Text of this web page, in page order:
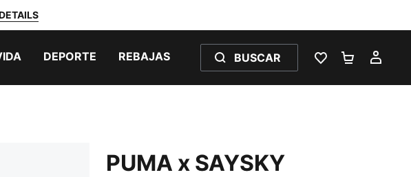
DEPORTE REBAJAS BUSCAR
LISTA DE
PUMA x SAYSKY